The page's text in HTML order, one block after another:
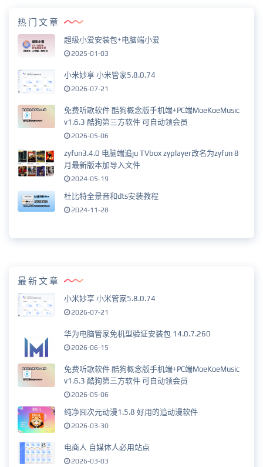
热门文章
超级小爱安装包+电脑端小爱
2025-01-03
小米妙享 小米管家5.8.0.74
2026-07-21
免费听歌软件 酷狗概念版手机端+PC端MoeKoeMusic
v1.6.3 酷狗第三方软件 可自动领会员
2026-05-06
zyfun3.4.0 电脑端追ju TVbox zyplayer改名为zyfun 8
月最新版本加导入文件
2024-05-19
杜比特全景音和dts安装教程
2024-11-28
最新文章
小米妙享 小米管家5.8.0.74
2026-07-21
华为电脑管家免机型验证安装包 14.0.7.260
2026-06-15
免费听歌软件 酷狗概念版手机端+PC端MoeKoeMusic
v1.6.3 酷狗第三方软件 可自动领会员
2026-05-06
纯净囧次元动漫1.5.8 好用的追动漫软件
2026-03-30
电商人 自媒体人必用站点
2026-03-03